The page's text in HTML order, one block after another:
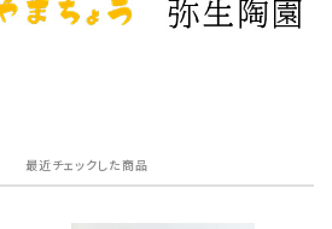
最近チェックした商品